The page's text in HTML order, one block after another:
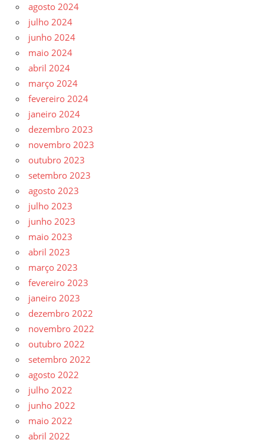
agosto 2024
julho 2024
junho 2024
maio 2024
abril 2024
março 2024
fevereiro 2024
janeiro 2024
dezembro 2023
novembro 2023
outubro 2023
setembro 2023
agosto 2023
julho 2023
junho 2023
maio 2023
abril 2023
março 2023
fevereiro 2023
janeiro 2023
dezembro 2022
novembro 2022
outubro 2022
setembro 2022
agosto 2022
julho 2022
junho 2022
maio 2022
abril 2022